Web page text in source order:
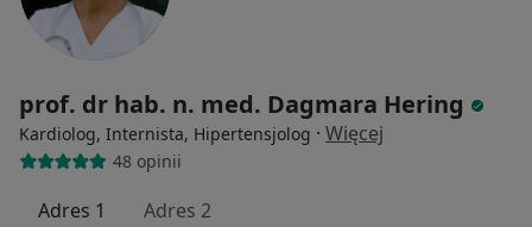
prof. dr hab. n. med. Dagmara Hering
Kardiolog, Internista, Hipertensjolog · Więcej
48 opinii
Adres 1 Adres 2